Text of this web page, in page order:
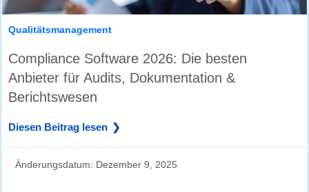
Qualitätsmanagement
Compliance Software 2026: Die besten
Anbieter für Audits, Dokumentation &
Berichtswesen
Diesen Beitrag lesen
Änderungsdatum: Dezember 9, 2025